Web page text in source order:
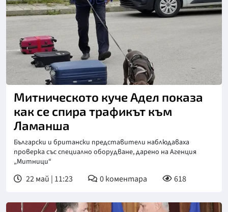
Митническото куче Адел показа
как се спира трафикът към
Ламанша
Български и британски представители наблюдаваха
проверка със специално оборудване, дарено на Агенция
„Митници“
22 май | 11:23 0коментара 618